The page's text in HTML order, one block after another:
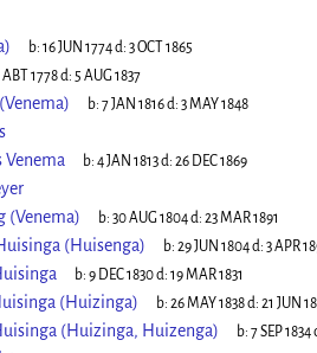
b: 16 JUN 1774d: 3 OCT 1865
ABT 1778d: 5 AUG 1837
b: 7 JAN 1816d: 3 MAY 1848
Venema b: 4 JAN 1813d: 26 DEC 1869
(Venema) b: 30 AUG 1804d: 23 MAR 1891
(Huisenga) b: 29 JUN 1804d: 3 APR
b: 9 DEC 1830d: 19 MAR 1831
(Huizinga) b: 26 MAY 1838d: 21 JUN
(Huizinga, Huizenga) b: 7 SEP 1834